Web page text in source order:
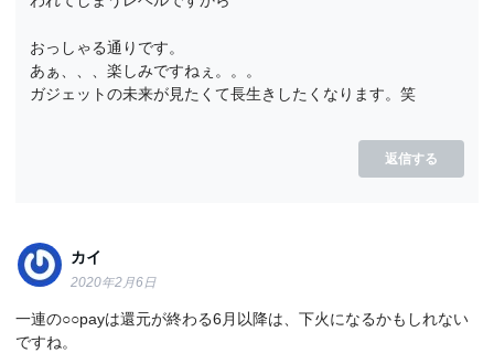
おっしゃる通りです。
あぁ、、、楽しみですねぇ。。。
ガジェットの未来が見たくて長生きしたくなります。笑
返信する
カイ
2020年2月6日
一連の○○payは還元が終わる6月以降は、下火になるかもしれない
ですね。